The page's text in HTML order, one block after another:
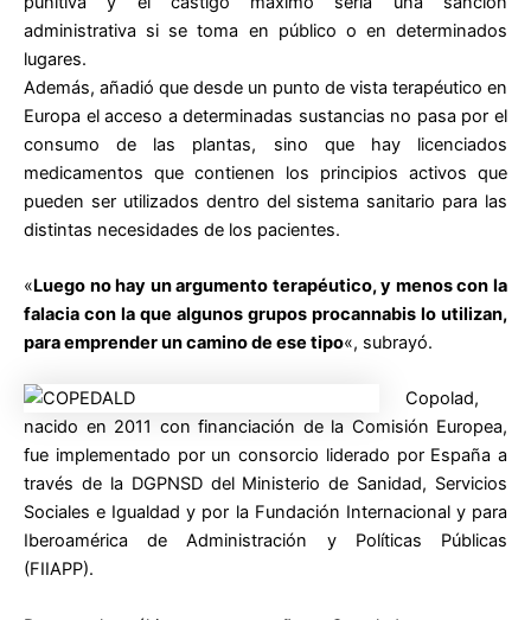
administrativa si se toma en público o en determinados
lugares.
Además, añadió que desde un punto de vista terapéutico en
Europa el acceso a determinadas sustancias no pasa por el
consumo de las plantas, sino que hay licenciados
medicamentos que contienen los principios activos que
pueden ser utilizados dentro del sistema sanitario para las
distintas necesidades de los pacientes.
«Luego no hay un argumento terapéutico, y menos con la
falacia con la que algunos grupos procannabis lo utilizan,
para emprender un camino de ese tipo«, subrayó.
Copolad,
nacido en 2011 con financiación de la Comisión Europea,
fue implementado por un consorcio liderado por España a
través de la DGPNSD del Ministerio de Sanidad, Servicios
Sociales e Igualdad y por la Fundación Internacional y para
Iberoamérica de Administración y Políticas Públicas
(FIIAPP).